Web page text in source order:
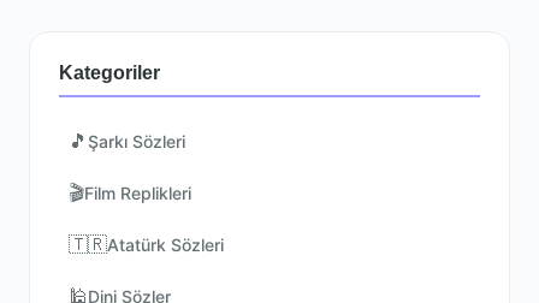
Kategoriler
🎵 Şarkı Sözleri
🎬Film Replikleri
🇹🇷Atatürk Sözleri
🕌Dini Sözler